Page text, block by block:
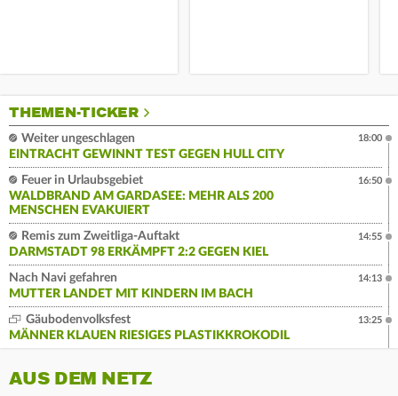
THEMEN-TICKER
Weiter ungeschlagen
EINTRACHT GEWINNT TEST GEGEN HULL CITY
18:00
Feuer in Urlaubsgebiet
WALDBRAND AM GARDASEE: MEHR ALS 200
MENSCHEN EVAKUIERT
16:50
Remis zum Zweitliga-Auftakt
DARMSTADT 98 ERKÄMPFT 2:2 GEGEN KIEL
14:55
Nach Navi gefahren
MUTTER LANDET MIT KINDERN IM BACH
14:13
Gäubodenvolksfest
MÄNNER KLAUEN RIESIGES PLASTIKKROKODIL
13:25
AUS DEM NETZ